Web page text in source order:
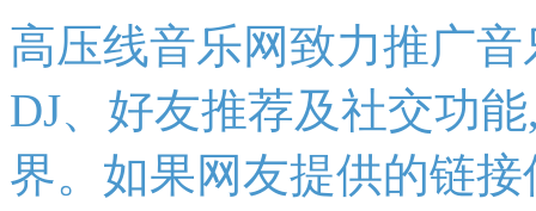
高压线音乐网致力推广
DJ、好友推荐及社交功
界。如果网友提供的链